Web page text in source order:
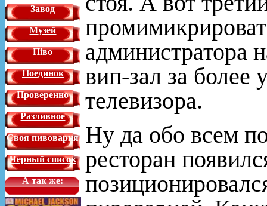
Завод
Музей
Піво
Поединок
Проверенно
Разливное
Своя пивоварня
Черный список
А так же:
администратора
вип-зал за более
телевизора.
Ну да обо всем
ресторан